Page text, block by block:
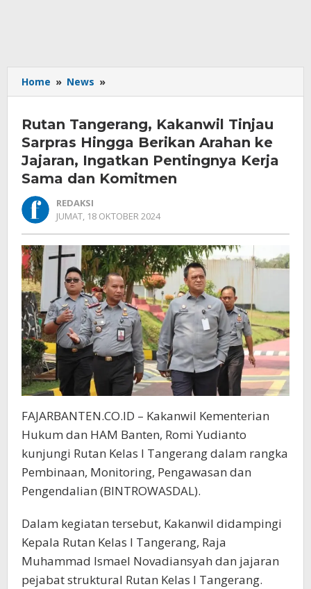
Home » News »
Tangerang,
Tinjau
Sarpras
Hingga
Berikan
Arahan
Jajaran,
Kerja
Sama
dan
Komitmen
Rutan Tangerang, Kakanwil Tinjau
Sarpras Hingga Berikan Arahan ke
Jajaran, Ingatkan Pentingnya Kerja
Sama dan Komitmen
REDAKSI
JUMAT, 18 OKTOBER 2024
FAJARBANTEN.CO.ID – Kakanwil Kementerian
Hukum dan HAM Banten, Romi Yudianto
kunjungi Rutan Kelas I Tangerang dalam rangka
Pembinaan, Monitoring, Pengawasan dan
Pengendalian (BINTROWASDAL).
Dalam kegiatan tersebut, Kakanwil didampingi
Kepala Rutan Kelas I Tangerang, Raja
Muhammad Ismael Novadiansyah dan jajaran
pejabat struktural Rutan Kelas I Tangerang.